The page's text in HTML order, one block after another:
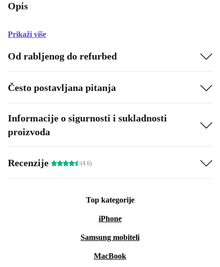
Opis
Prikaži više
Od rabljenog do refurbed
Često postavljana pitanja
Informacije o sigurnosti i sukladnosti
proizvoda
Recenzije (4.6)
Top kategorije
iPhone
Samsung mobiteli
MacBook